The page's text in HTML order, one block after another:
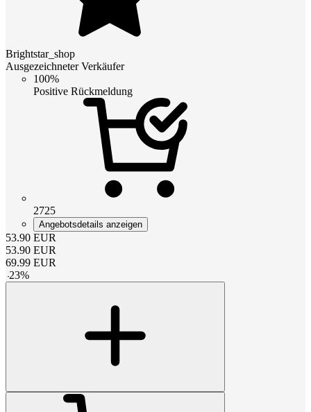
Brightstar_shop
Ausgezeichneter Verkäufer
100%
Positive Rückmeldung
2725
Angebotsdetails anzeigen
53.90 EUR
53.90 EUR
69.99 EUR
-23%